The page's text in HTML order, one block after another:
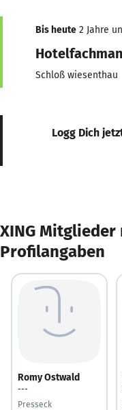
Bis heute 2 Jahre
Schloß wiesenthau
Logg Dich
XING
Profilangaben
Romy Ostwald
---
Presseck